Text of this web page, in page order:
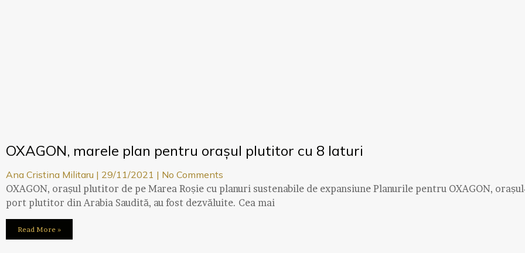
OXAGON, marele plan pentru orașul plutitor cu 8 laturi
Ana Cristina Militaru 29/11/2021
No Comments
OXAGON, orașul plutitor de pe Marea Roșie cu planuri sustenabile de expansiune Planurile pentru OXAGON,
port plutitor din Arabia Saudită, au fost dezvăluite. Cea mai
Read More »